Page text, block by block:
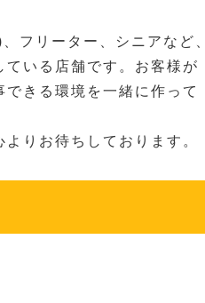
フリーター、シニアなど、
ている店舗です。お客様が
できる環境を一緒に作って
りお待ちしております。